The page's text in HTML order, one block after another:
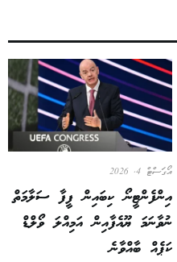
އޯގަސްޓް 4, 2026
އިންފެންޓީނޯ ކިބައިން ފީފާ ސަލާމަތް
ނުވާނަމަ ޔޫއެފާއިން އަމިއްލަ ވޯލްޑް
ކަޕެއް ބާއްވާނެ